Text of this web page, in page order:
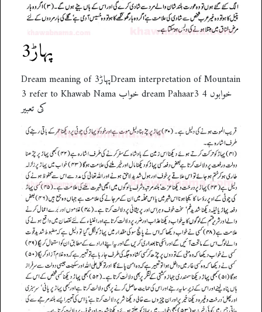
پہاڑ3
Dream meaning of پہاڑ3Dream interpretation of Mountain
3 refer to Khawab Nama خواب dream Pahaar3 4 خوابوں
کی تعبیر